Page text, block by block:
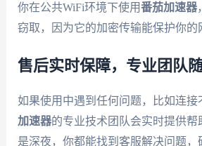
你在公共WiFi环境下使用番茄加速器
窃取，因为它的加密传输能保护你的
售后实时保障，专业团队
如果使用中遇到任何问题，比如连接
加速器的专业技术团队会实时提供帮
是深夜，你都能找到客服解决问题，